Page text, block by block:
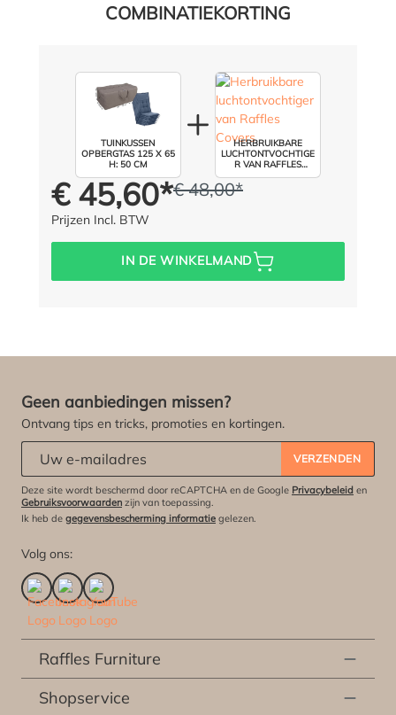
COMBINATIEKORTING
TUINKUSSEN
OPBERGTAS 125 X 65
H: 50 CM
HERBRUIKBARE
LUCHTONTVOCHTIGE
R VAN RAFFLES
COVERS
In plaats van:
€ 48,00*(5% opgeslagen)
Prijs voor iedereen:
€ 45,60*
Prijzen Incl. BTW
IN DE WINKELMAND
Geen aanbiedingen missen?
Ontvang tips en tricks, promoties en kortingen.
VERZENDEN
Deze site wordt beschermd door reCAPTCHA en de Google Privacybeleid en
Gebruiksvoorwaarden zijn van toepassing.
Ik heb de gegevensbescherming informatie gelezen.
Volg ons:
Raffles Furniture
Shopservice